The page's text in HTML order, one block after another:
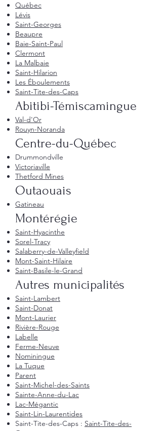
Québec
Lévis
Saint-Georges
Beaupre
Baie-Saint-Paul
Clermont
La Malbaie
Saint-Hilarion
Les Éboulements
Saint-Tite-des-Caps
Abitibi-Témiscamingue
Val-d'Or
Rouyn-Noranda
Centre-du-Québec
Drummondville
Victoriaville
Thetford Mines
Outaouais
Gatineau
Montérégie
Saint-Hyacinthe
Sorel-Tracy
Salaberry-de-Valleyfield
Mont-Saint-Hilaire
Saint-Basile-le-Grand
Autres municipalités
Saint-Lambert
Saint-Donat
Mont-Laurier
Rivière-Rouge
Labelle
Ferme-Neuve
Nominingue
La Tuque
Parent
Saint-Michel-des-Saints
Sainte-Anne-du-Lac
Lac-Mégantic
Saint-Lin-Laurentides
Saint-Tite-des-Caps : Saint-Tite-des-